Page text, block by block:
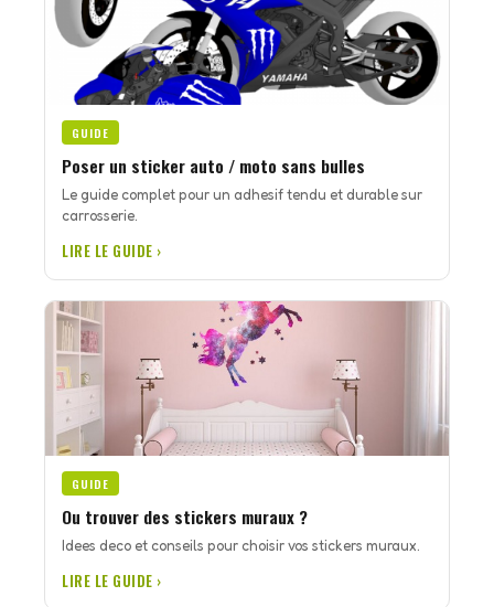
GUIDE
Poser un sticker auto / moto sans bulles
Le guide complet pour un adhesif tendu et durable sur
carrosserie.
LIRE LE GUIDE ›
GUIDE
Ou trouver des stickers muraux ?
Idees deco et conseils pour choisir vos stickers muraux.
LIRE LE GUIDE ›